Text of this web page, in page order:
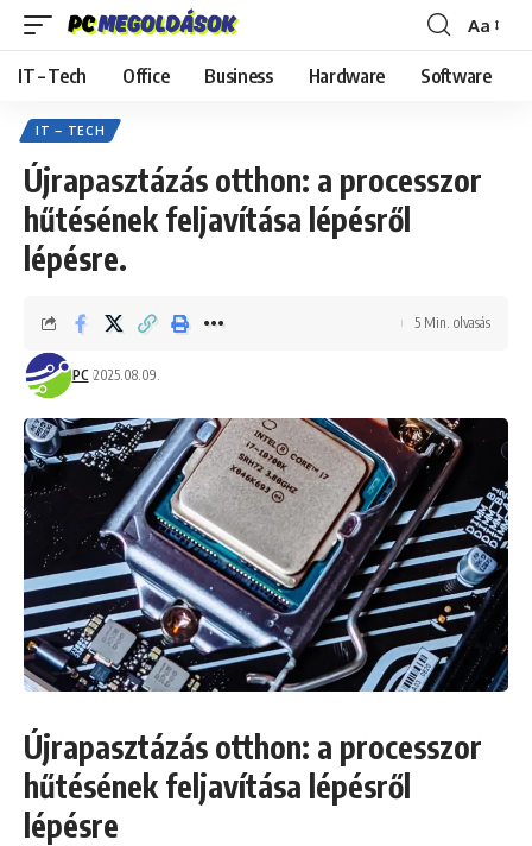
Font
Resizer
Aa
IT – Tech Office Business Hardware Software
IT – TECH
Újrapasztázás otthon: a processzor
hűtésének feljavítása lépésről
lépésre.
PC 2025.08.09.
5 Min. olvasás
Újrapasztázás otthon: a processzor
hűtésének feljavítása lépésről
lépésre